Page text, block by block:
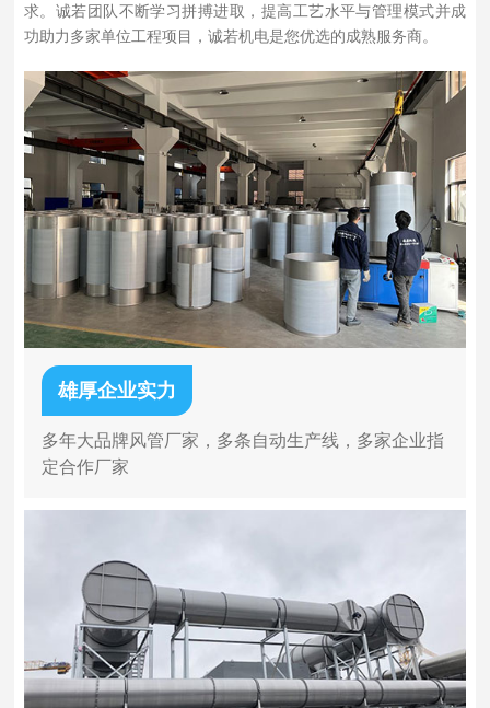
求。诚若团队不断学习拼搏进取，提高工艺水平与管理模式并成
功助力多家单位工程项目，诚若机电是您优选的成熟服务商。
雄厚企业实力
多年大品牌风管厂家，多条自动生产线，多家企业指
定合作厂家